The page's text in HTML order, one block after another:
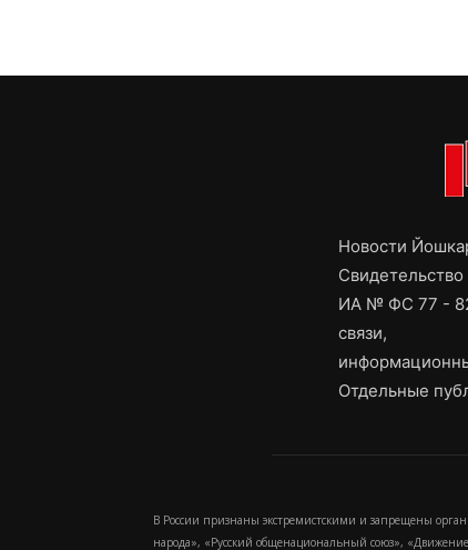
Новости
ИА № ФС 77 -
связи,
Отдельные
В России признаны экстремистскими и запрещены
народа», «Русский общенациональный союз»,